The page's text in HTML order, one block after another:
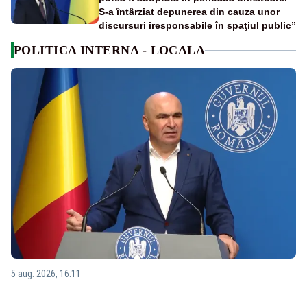
S-a întârziat depunerea din cauza unor
discursuri iresponsabile în spaţiul public”
POLITICA INTERNA - LOCALA
5 aug. 2026, 16:11